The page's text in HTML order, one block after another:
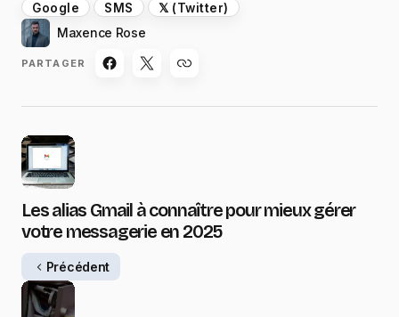
Google SMS 𝕏 (Twitter)
Maxence Rose
PARTAGER
Les alias Gmail à connaître pour mieux gérer
votre messagerie en 2025
Précédent